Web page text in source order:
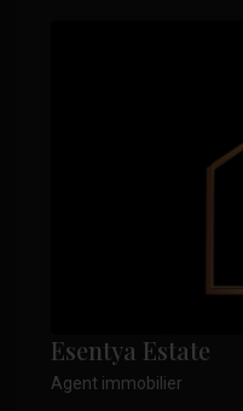
Esentya Estate
Agent immobilier